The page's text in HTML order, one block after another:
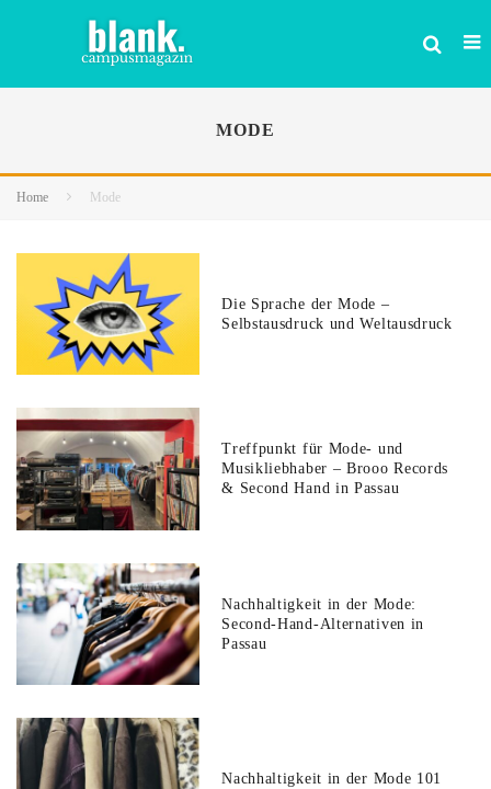
MODE
Home Mode
Die Sprache der Mode –
Selbstausdruck und Weltausdruck
Treffpunkt für Mode- und
Musikliebhaber – Brooo Records
& Second Hand in Passau
Nachhaltigkeit in der Mode:
Second-Hand-Alternativen in
Passau
Nachhaltigkeit in der Mode 101